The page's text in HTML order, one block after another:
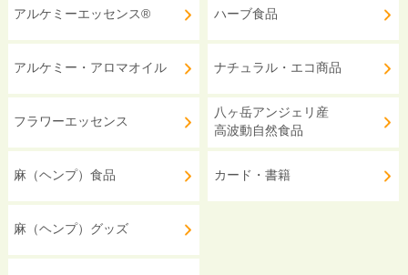
アルケミーエッセンス®
アルケミー・アロマオイル
フラワーエッセンス
麻（ヘンプ）食品
麻（ヘンプ）グッズ
ハーブ食品
ナチュラル・エコ商品
八ヶ岳アンジェリ産
高波動自然食品
カード・書籍